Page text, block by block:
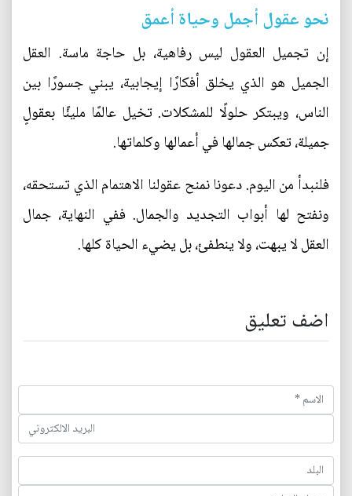
نحو عقول أجمل وحياة أعمق
إن تجميل العقول ليس رفاهية، بل حاجة ماسة. العقل
الجميل هو الذي يخلق أفكارًا إيجابية، يبني جسورًا بين
الناس، ويبتكر حلولًا للمشكلات. تخيل عالمًا مليئًا بعقولٍ
جميلة، تعكس جمالها في أعمالها وكلماتها.
فلنبدأ من اليوم. دعونا نمنح عقولنا الاهتمام الذي تستحقه،
ونفتح لها أبواب التجديد والجمال. ففي النهاية، جمال
العقل لا يبهت، ولا ينطفئ، بل يضيء الحياة كلها.
اضف تعليق